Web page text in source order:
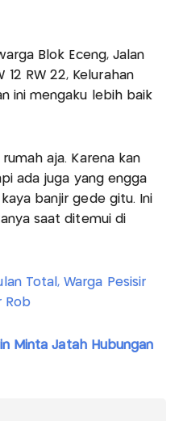
Blok Eceng, Jalan
12 RW 22, Kelurahan
ini mengaku lebih baik
aja. Karena kan
ada juga yang engga
banjir gede gitu. Ini
saat ditemui di
Total, Warga Pesisir
Rob
Minta Jatah Hubungan